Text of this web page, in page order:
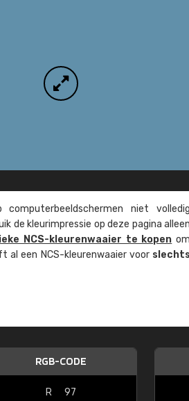
computer­beeld­schermen niet volledig
de kleur­impressie op deze pagina alleen
NCS-kleuren­waaier te kopen om
al een NCS-kleuren­waaier voor slechts
RGB-CODE
R
97
"Super snelle